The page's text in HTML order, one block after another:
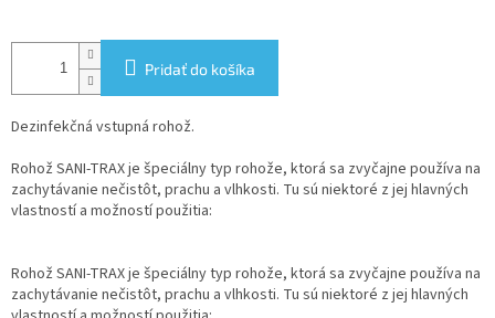
Pridať do košíka
Dezinfekčná vstupná rohož.
Rohož SANI-TRAX je špeciálny typ rohože, ktorá sa zvyčajne používa na
zachytávanie nečistôt, prachu a vlhkosti. Tu sú niektoré z jej hlavných
vlastností a možností použitia:
Rohož SANI-TRAX je špeciálny typ rohože, ktorá sa zvyčajne používa na
zachytávanie nečistôt, prachu a vlhkosti. Tu sú niektoré z jej hlavných